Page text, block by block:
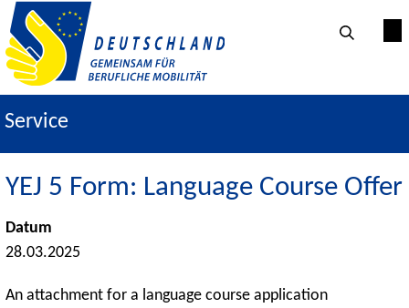
Service
YEJ 5 Form: Language Course Offer
Datum
28.03.2025
An attachment for a language course application